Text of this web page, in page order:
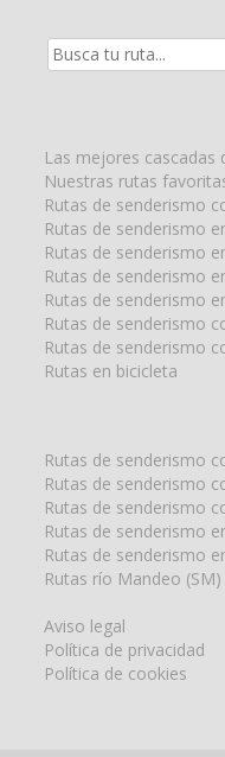
Resultados
Las mejores cascadas
Nuestras rutas
Rutas de senderismo
Rutas de senderismo
Rutas de senderismo
Rutas de senderismo
Rutas de senderismo
Rutas de senderismo
Rutas de senderismo
Rutas en bicicleta
Rutas de senderismo
Rutas de senderismo
Rutas de senderismo
Rutas de senderismo
Rutas de senderismo
Rutas río Mandeo (SM)
Aviso legal
Política de privacidad
Política de cookies